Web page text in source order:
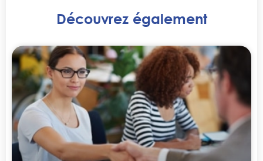
Découvrez également